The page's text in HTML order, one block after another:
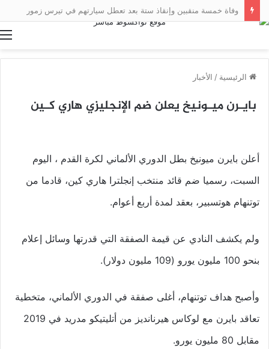
وفاة خمسة منقبين وإنقاذ ستة بعد تعطل سيارتهم في تيرس زمور
الرئيسية / الأخبار
بايـرن ميـونيخ يعلن ضم الإنجليزي هاري كـين
أعلن بايرن ميونيخ بطل الدوري الألماني لكرة القدم ، اليوم
السبت، رسميا ضم قائد منتخب إنجلترا هاري كين، قادما من
توتنهام هوتسبير، بعقد لمدة أربع أعوام.
ولم يكشف النادي عن قيمة الصفقة التي قدرتها وسائل إعلام
بنحو 100 مليون يورو (109 مليون دولار).
وأصبح هداف توتنهام، أغلى صفقة في الدوري الألماني، متخطية
تعاقد بايرن مع لوكاس هيرنانديز من أتليتيكو مدريد في 2019
مقابل 80 مليون يورو.